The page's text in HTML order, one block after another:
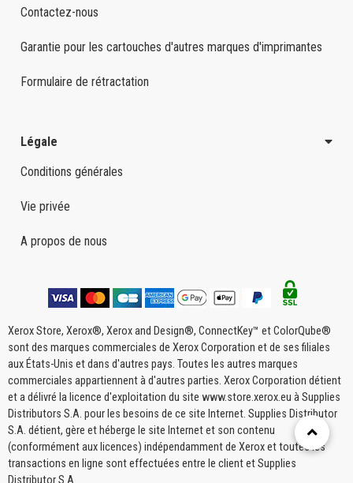
Contactez-nous
Garantie pour les cartouches d'autres marques d'imprimantes
Formulaire de rétractation
Légale
Conditions générales
Vie privée
A propos de nous
Xerox Store, Xerox®, Xerox and Design®, ConnectKey™ et ColorQube®
sont des marques commerciales de Xerox Corporation et de ses filiales
aux États-Unis et dans d'autres pays. Toutes les autres marques
commerciales appartiennent à d'autres parties. Xerox Corporation détient
et a délivré la licence d'exploitation du site www.store.xerox.eu à Supplies
Distributors S.A. pour les besoins de ce site Internet. Supplies Distributor
S.A. détient, gère et héberge le site Internet et son contenu
(conformément aux licences) indépendamment de Xerox et toutes les
transactions en ligne sont effectuées entre le client et Supplies